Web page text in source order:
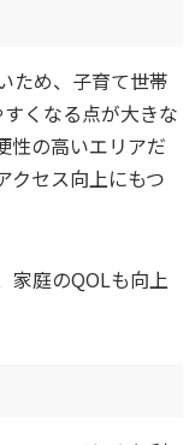
ため、子育て世帯
くなる点が大きな
性の高いエリアだ
クセス向上にもつ
家庭のQOLも向上